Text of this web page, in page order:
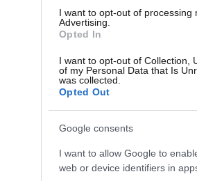
I want to opt-out of processing
Advertising.
Opted In
I want to opt-out of Collection,
of my Personal Data that Is
was collected.
Opted Out
Google consents
I want to allow Google to
web or device identifiers in